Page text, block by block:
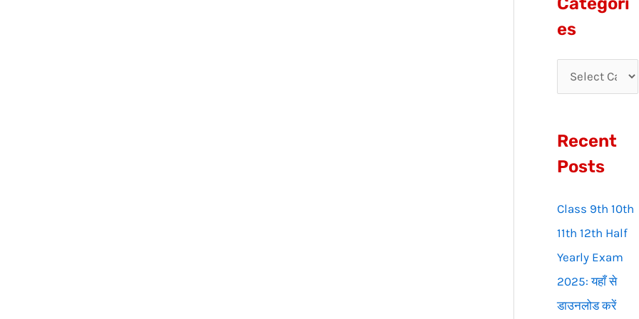
f
r
:
es
Recent
Posts
Class 9th 10th
11th 12th Half
Yearly Exam
2025: यहाँ से
डाउनलोड करें